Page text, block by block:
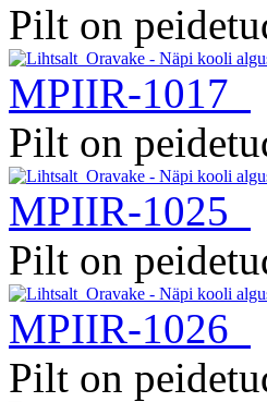
Pilt on
MPIIR-1017
Pilt on
MPIIR-1025
Pilt on
MPIIR-1026
Pilt on